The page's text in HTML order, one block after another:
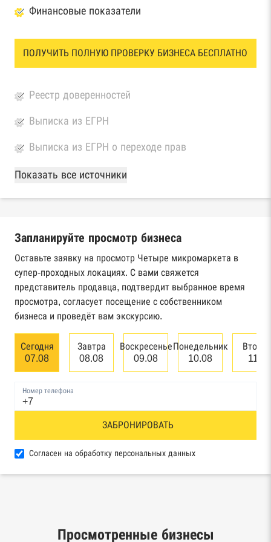
Финансовые показатели
ПОЛУЧИТЬ ПОЛНУЮ ПРОВЕРКУ БИЗНЕСА БЕСПЛАТНО
Реестр доверенностей
Выписка из ЕГРН
Выписка из ЕГРН о переходе прав
База Росстата
Реестры ЕГРЮЛ и ЕГРИП Федеральной
Реестр государственных контрактов
Федерального казначейства
Картотека арбитражных дел Высшего
арбитражного суда
банкротстве юридических лиц
Единый федеральный реестр сведений о
банкротстве физических лиц
Реестр товарных знаков и знаков обслуживания
База исполнительного производства
Реестры лицензий: Росалкоголь,
Показать все источники
Запланируйте просмотр бизнеса
Оставьте заявку на просмотр Четыре микромаркета в
супер-проходных локациях. С вами свяжется
представитель продавца, подтвердит выбранное время
просмотра, согласует посещение с собственником
бизнеса и проведёт вам экскурсию.
Сегодня
07.08
Завтра
08.08
Воскресенье
09.08
Понедельник
10.08
11.08
Номер телефона
ЗАБРОНИРОВАТЬ
Согласен на обработку персональных данных
Просмотренные бизнесы